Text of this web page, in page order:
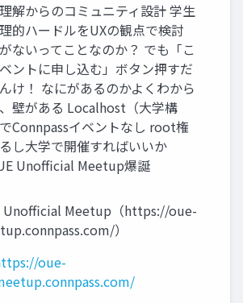
解からのコミュニティ設計 学生
的ハードルをUXの観点で検討
ないってことなのか？ でも「こ
ントに申し込む」ボタン押すだ
け！ なにがあるのかよくわから
壁がある Localhost（大学構
Connpassイベントなし root権
し大学で開催すればいいか
Unofficial Meetup爆誕
Unofficial Meetup（https://oue-
）
oue-